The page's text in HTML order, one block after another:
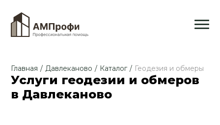
Главная / Давлеканово / Каталог / Геодезия и обмеры
Услуги геодезии и обмеров
в Давлеканово